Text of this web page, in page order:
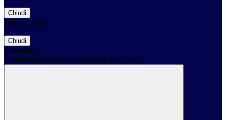
Chiudi
Informazione
Chiudi
Attendere...
Attendere il completamento dell'operazione...